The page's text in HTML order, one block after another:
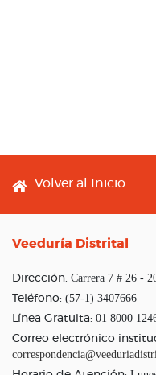
Footer menu
Volver al Inicio
Veeduría Distrital
Dirección: Carrera 7 # 26 -
Teléfono: (57-1) 3407666
Línea Gratuita: 01 8000
Correo electrónico